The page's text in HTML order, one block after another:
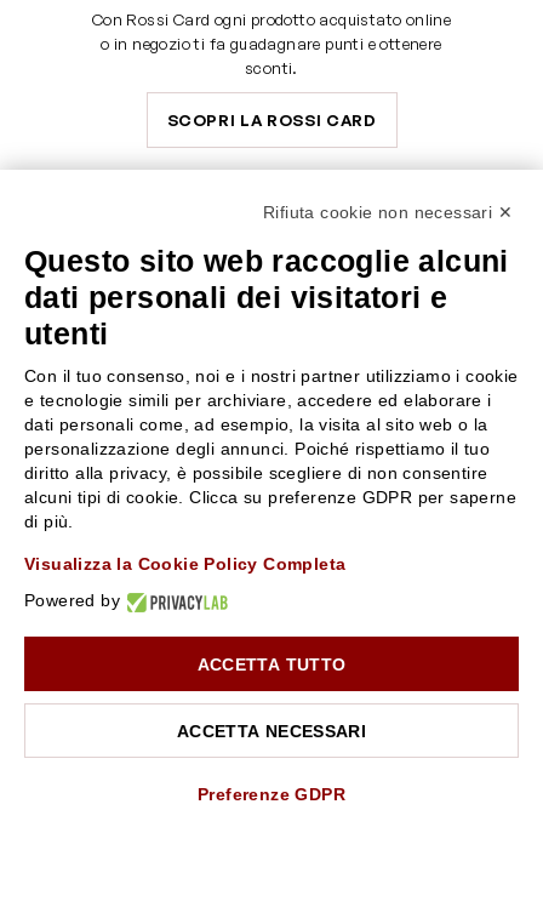
Con Rossi Card ogni prodotto acquistato online
o in negozio ti fa guadagnare punti e ottenere
sconti.
SCOPRI LA ROSSI CARD
SERVE AIUTO?
0522304744
+39 3346440838
servizioclienti@rossiprofumi.it
SEGUICI SU
SERVIZIO CLIENTI
Resi e rimborsi
Pagamenti
Spedizione
Condizioni generali di vendita
ROSSI PROFUMI
Chi siamo
Negozi
Rossissima
Lavora con noi
Segnalazione (Whistleblowing)
10% di Sconto sul primo ordine!*
Iscriviti alla newsletter e rimani aggiornato con le novità e
le promozioni Rossi Profumi.
*Il Buono non si applica su Articoli in Promozione
ISCRIVITI ALLA NEWSLETTER
Rifiuta cookie non necessari ✕
Questo sito web raccoglie alcuni
dati personali dei visitatori e
utenti
Con il tuo consenso, noi e i nostri partner utilizziamo i cookie
e tecnologie simili per archiviare, accedere ed elaborare i
dati personali come, ad esempio, la visita al sito web o la
personalizzazione degli annunci. Poiché rispettiamo il tuo
diritto alla privacy, è possibile scegliere di non consentire
alcuni tipi di cookie. Clicca su preferenze GDPR per saperne
di più.
Visualizza la Cookie Policy Completa
Powered by
ACCETTA TUTTO
ACCETTA NECESSARI
Preferenze GDPR